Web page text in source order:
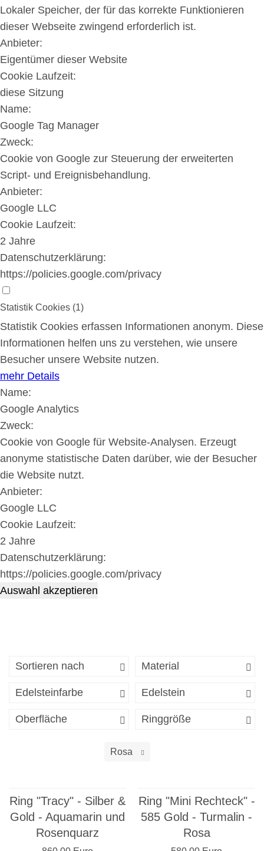
Lokaler Speicher, der für das korrekte Funktionieren
dieser Webseite zwingend erforderlich ist.
Anbieter:
Eigentümer dieser Website
Cookie Laufzeit:
diese Sitzung
Name:
Google Tag Manager
Zweck:
Cookie von Google zur Steuerung der erweiterten
Script- und Ereignisbehandlung.
Anbieter:
Google LLC
Cookie Laufzeit:
2 Jahre
Datenschutzerklärung:
https://policies.google.com/privacy
Statistik Cookies (1)
Statistik Cookies erfassen Informationen anonym. Diese
Informationen helfen uns zu verstehen, wie unsere
Besucher unsere Website nutzen.
mehr Details
Name:
Google Analytics
Zweck:
Cookie von Google für Website-Analysen. Erzeugt
anonyme statistische Daten darüber, wie der Besucher
die Website nutzt.
Anbieter:
Google LLC
Cookie Laufzeit:
2 Jahre
Datenschutzerklärung:
https://policies.google.com/privacy
Auswahl akzeptieren
Sortieren nach Material
Edelsteinfarbe Edelstein
Oberfläche Ringgröße
Rosa
Ring "Tracy" - Silber &
Gold - Aquamarin und
Rosenquarz
Ring "Mini Rechteck" -
585 Gold - Turmalin -
Rosa